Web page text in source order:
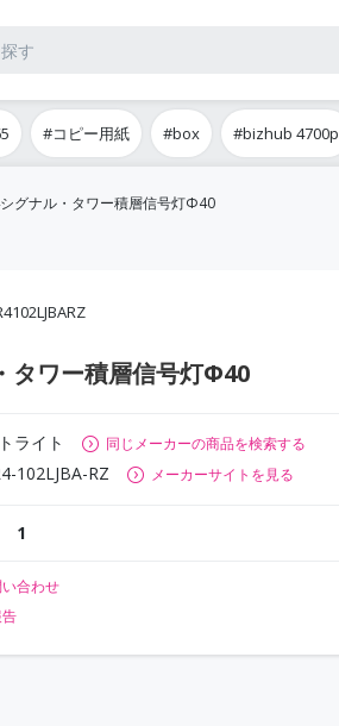
#コピー用紙 #box #bizhub 4700p
シグナル・タワー積層信号灯Φ40
タワー積層信号灯Φ40
ライト 同じメーカーの商品を検索する
102LJBA-RZ メーカーサイトを見る
1
合わせ